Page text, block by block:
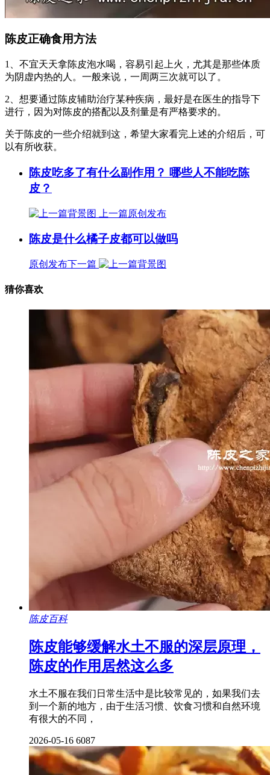
陈皮正确食用方法
1、不宜天天拿陈皮泡水喝，容易引起上火，尤其是那些体质
为阴虚内热的人。一般来说，一周两三次就可以了。
2、想要通过陈皮辅助治疗某种疾病，最好是在医生的指导下
进行，因为对陈皮的搭配以及剂量是有严格要求的。
关于陈皮的一些介绍就到这，希望大家看完上述的介绍后，可
以有所收获。
陈皮吃多了有什么副作用？ 哪些人不能吃陈
皮？
上一篇原创发布
陈皮是什么橘子皮都可以做吗
原创发布下一篇
猜你喜欢
陈皮百科
陈皮能够缓解水土不服的深层原理，
陈皮的作用居然这么多
水土不服在我们日常生活中是比较常见的，如果我们去
到一个新的地方，由于生活习惯、饮食习惯和自然环境
有很大的不同，
2026-05-16 6087